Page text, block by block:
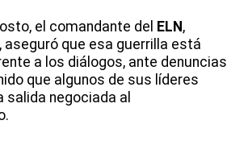
el comandante del ELN,
aseguró que esa guerrilla está
a los diálogos, ante denuncias
que algunos de sus líderes
salida negociada al